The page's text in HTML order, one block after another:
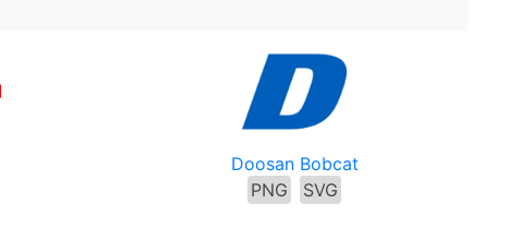
Doosan Bobcat
PNG
SVG